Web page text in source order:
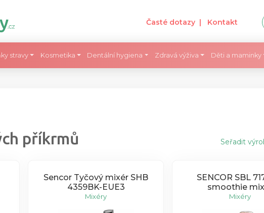
Časté dotazy | Kontakt
stravy Kosmetika Dentální hygiena Zdravá výživa Děti a maminky
příkrmů Seřadit
Sencor Tyčový mixér SHB
4359BK-EUE3
Mixéry
SENCOR SBL
smoothie
Mixéry